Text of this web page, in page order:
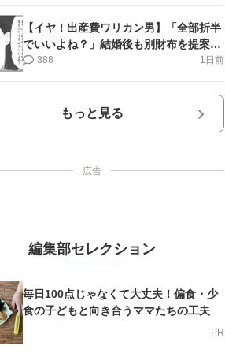
【イヤ！出産費ワリカン男】「全部折半
でいいよね？」結婚後も別財布を提案＜
第10話＞#4コマ母道場
1日前
388
もっと見る
広告
編集部セレクション
毎日100点じゃなくて大丈夫！偏食・少
食の子どもと向き合うママたちの工夫
PR